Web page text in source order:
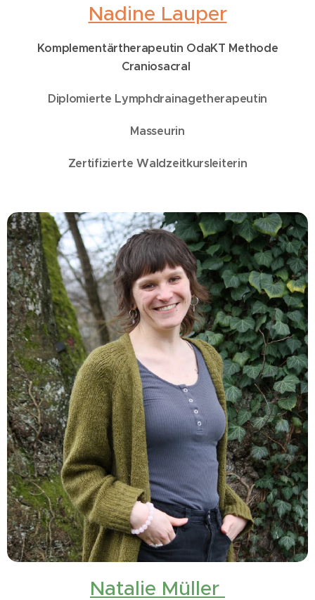
Nadine Lauper
Komplementärtherapeutin OdaKT Methode
Craniosacral
Diplomierte Lymphdrainagetherapeutin
Masseurin
Zertifizierte Waldzeitkursleiterin
Natalie Müller